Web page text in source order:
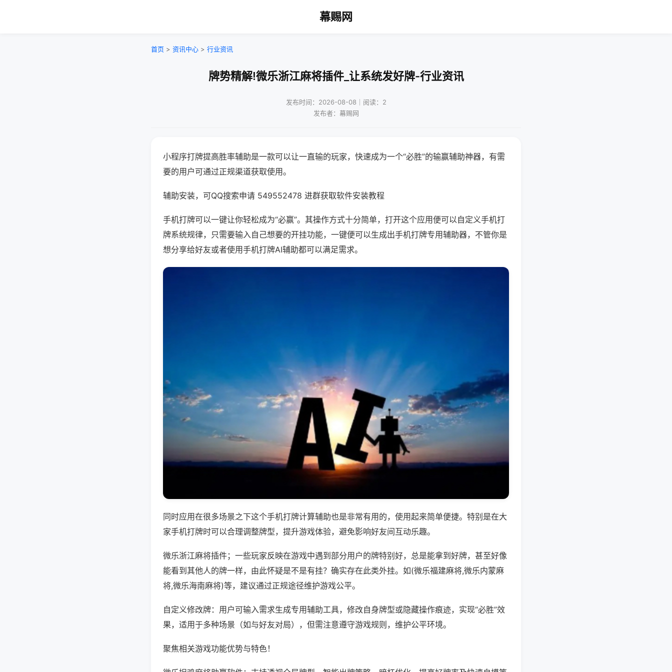
幕赐网
首页 > 资讯中心 > 行业资讯
牌势精解!微乐浙江麻将插件_让系统发好牌-行业资讯
发布时间：2026-08-08｜阅读：2
发布者：幕赐网
小程序打牌提高胜率辅助是一款可以让一直输的玩家，快速成为一个“必胜”的输赢辅助神器，有需
要的用户可通过正规渠道获取使用。
辅助安装，可QQ搜索申请 549552478 进群获取软件安装教程
手机打牌可以一键让你轻松成为“必赢”。其操作方式十分简单，打开这个应用便可以自定义手机打
牌系统规律，只需要输入自己想要的开挂功能，一键便可以生成出手机打牌专用辅助器，不管你是
想分享给好友或者使用手机打牌AI辅助都可以满足需求。
同时应用在很多场景之下这个手机打牌计算辅助也是非常有用的，使用起来简单便捷。特别是在大
家手机打牌时可以合理调整牌型，提升游戏体验，避免影响好友间互动乐趣。
微乐浙江麻将插件；一些玩家反映在游戏中遇到部分用户的牌特别好，总是能拿到好牌，甚至好像
能看到其他人的牌一样，由此怀疑是不是有挂？确实存在此类外挂。如(微乐福建麻将,微乐内蒙麻
将,微乐海南麻将)等，建议通过正规途径维护游戏公平。
自定义修改牌：用户可输入需求生成专用辅助工具，修改自身牌型或隐藏操作痕迹，实现“必胜”效
果，适用于多种场景（如与好友对局），但需注意遵守游戏规则，维护公平环境。
聚焦相关游戏功能优势与特色！